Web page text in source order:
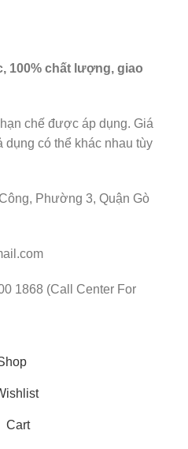
100% chất lượng, giao
chế được áp dụng. Giá
dụng có thể khác nhau tùy
Phường 3, Quận Gò
1868 (Call Center For
Cart